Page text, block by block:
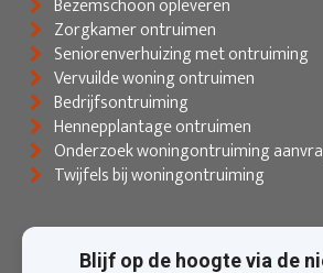
Zorgkamer ontruimen
Seniorenverhuizing met ontruiming
Vervuilde woning ontruimen
Bedrijfsontruiming
Hennepplantage ontruimen
Onderzoek woningontruiming
Twijfels bij woningontruiming
Blijf op de hoogte via de